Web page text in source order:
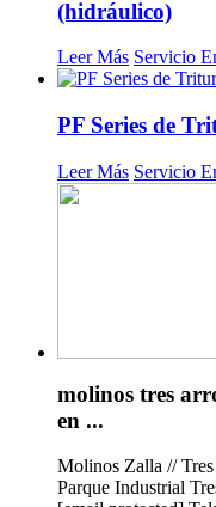
(hidráulico)
Leer Más Servicio
PF Series de
Leer Más Servicio
molinos tres
en ...
Molinos Zalla //
Parque Industrial